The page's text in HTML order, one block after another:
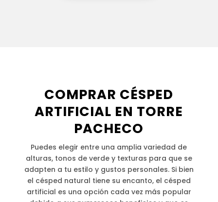
COMPRAR CÉSPED
ARTIFICIAL EN TORRE
PACHECO
Puedes elegir entre una amplia variedad de
alturas, tonos de verde y texturas para que se
adapten a tu estilo y gustos personales. Si bien
el césped natural tiene su encanto, el césped
artificial es una opción cada vez más popular